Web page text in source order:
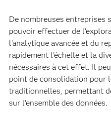
De nombreuses entreprises
pouvoir effectuer de
l'analytique avancée et du
rapidement l'échelle et la
nécessaires à cet effet. Il
point de consolidation pour
traditionnelles, permettant
sur l'ensemble des données.